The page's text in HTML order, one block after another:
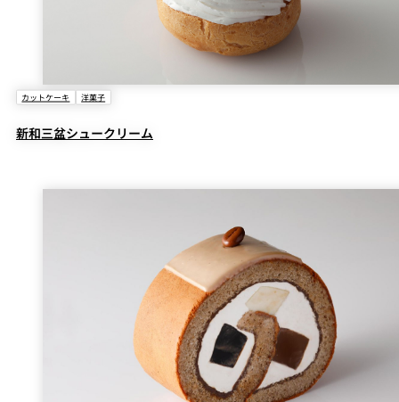
カットケーキ 洋菓子
新和三盆シュークリーム